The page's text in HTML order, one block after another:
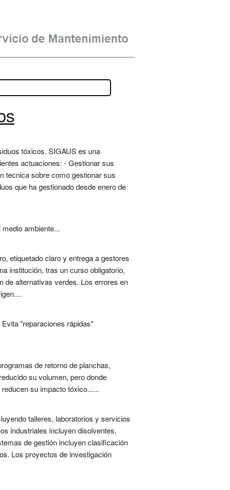
tóxicos. SIGAUS es una
actuaciones: - Gestionar sus
tecnica sobre como gestionar sus
que ha gestionado desde enero de
ambiente...
etiquetado claro y entrega a gestores
institución, tras un curso obligatorio,
de alternativas verdes. Los errores en
"reparaciones rápidas"
de retorno de planchas,
su volumen, pero donde
su impacto tóxico......
talleres, laboratorios y servicios
industriales incluyen disolventes,
de gestión incluyen clasificación
Los proyectos de investigación